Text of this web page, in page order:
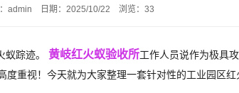
admin 日期：2025/10/22 浏览： 33
蚁踪迹。 黄岐红火蚁验收所工作人员说作为极具
重视！今天就为大家整理一套针对性的工业园区